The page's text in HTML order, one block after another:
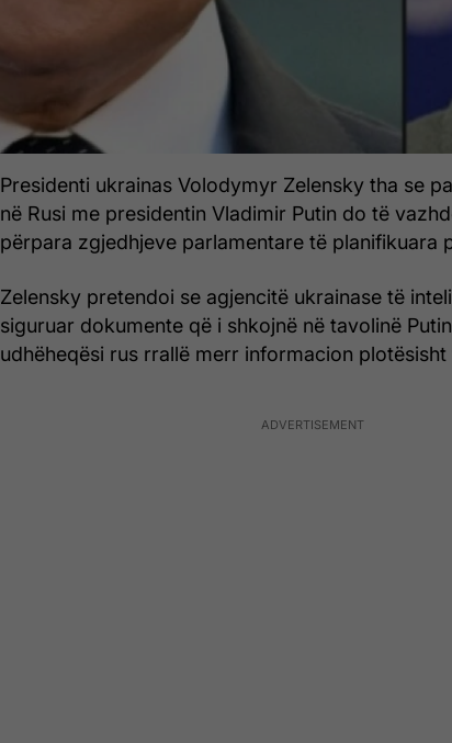
Presidenti ukrainas Volodymyr Zelensky tha se
në Rusi me presidentin Vladimir Putin do të
përpara zgjedhjeve parlamentare të planifikuara
Zelensky pretendoi se agjencitë ukrainase të
siguruar dokumente që i shkojnë në tavolinë
udhëheqësi rus rrallë merr informacion plotësisht